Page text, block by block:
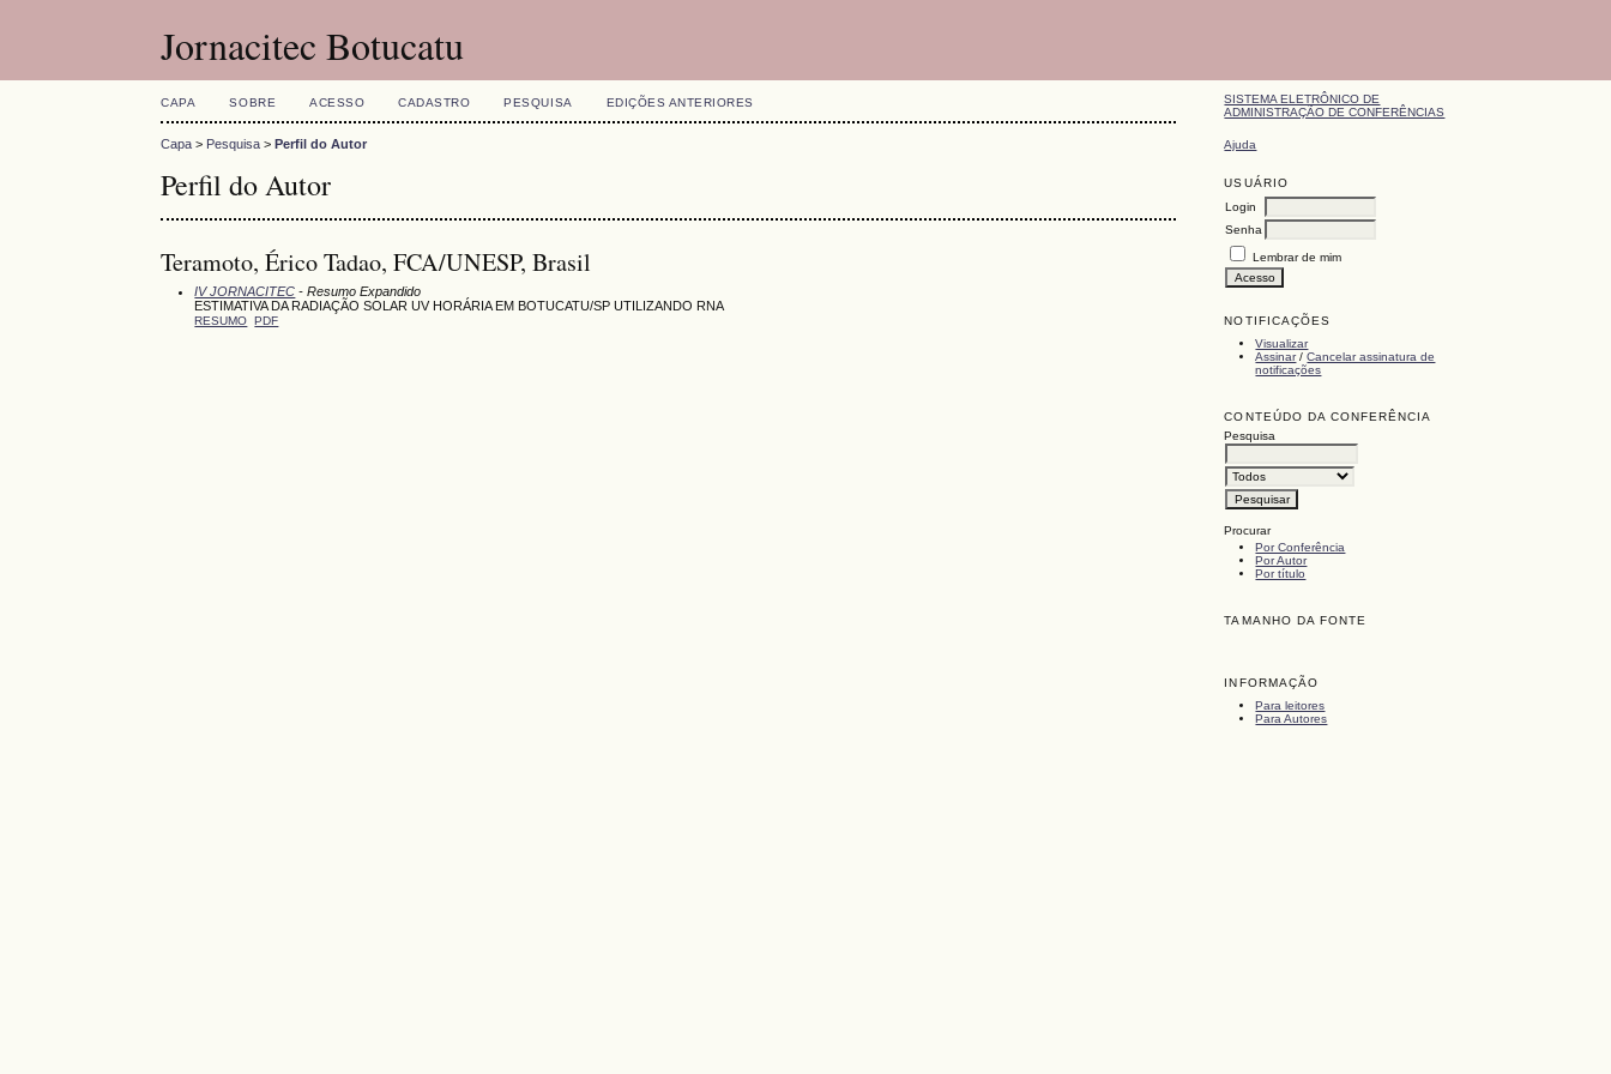
Jornacitec Botucatu
SISTEMA ELETRÔNICO DE
ADMINISTRAÇÃO DE CONFERÊNCIAS
Ajuda
USUÁRIO
Login
Senha
Lembrar de mim
NOTIFICAÇÕES
Visualizar
Assinar/Cancelar assinatura de
notificações
CONTEÚDO DA CONFERÊNCIA
Pesquisa
Procurar
Por Conferência
Por Autor
Por título
TAMANHO DA FONTE
INFORMAÇÃO
Para leitores
Para Autores
CAPA SOBRE ACESSO CADASTRO PESQUISA EDIÇÕES ANTERIORES
Capa > Pesquisa >Perfil do Autor
Perfil do Autor
Teramoto, Érico Tadao, FCA/UNESP, Brasil
IV JORNACITEC - Resumo Expandido
ESTIMATIVA DA RADIAÇÃO SOLAR UV HORÁRIA EM BOTUCATU/SP UTILIZANDO RNA
RESUMO PDF